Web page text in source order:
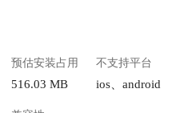
预估安装占用
516.03 MB
不支持平台
ios、android